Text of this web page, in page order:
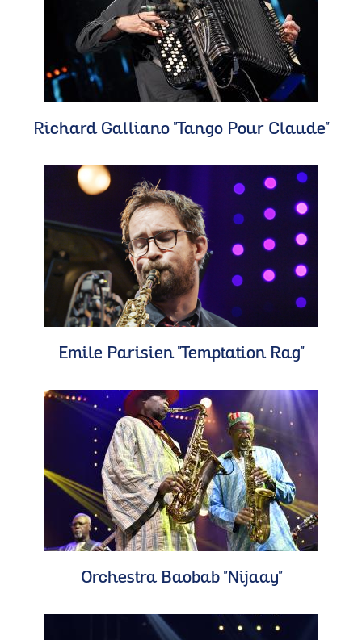
Richard Galliano "Tango Pour Claude"
Emile Parisien "Temptation Rag"
Orchestra Baobab "Nijaay"